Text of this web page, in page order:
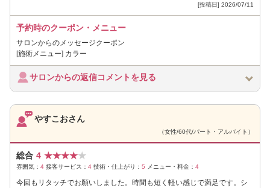
[投稿日] 2026/07/11
予約時のクーポン・メニュー
サロンからのメッセージクーポン
[施術メニュー] カラー
サロンからの返信コメントを見る
やすこおさん
（女性/60代/パート・アルバイト）
総合 4 ★★★★★
雰囲気： 4 接客サービス： 4 技術・仕上がり： 5 メニュー・料金： 4
今回もリタッチでお願いしました。時間も短く軽い感じで満足です。シ